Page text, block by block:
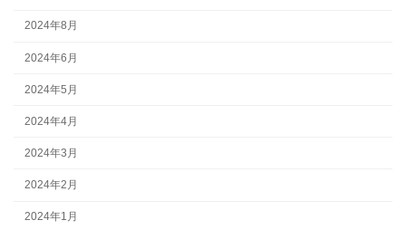
2024年8月
2024年6月
2024年5月
2024年4月
2024年3月
2024年2月
2024年1月